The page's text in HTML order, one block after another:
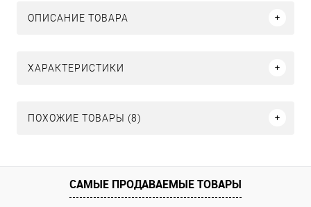
ОПИСАНИЕ ТОВАРА
ХАРАКТЕРИСТИКИ
ПОХОЖИЕ ТОВАРЫ (8)
САМЫЕ ПРОДАВАЕМЫЕ ТОВАРЫ